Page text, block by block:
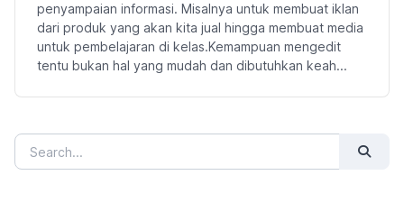
penyampaian informasi. Misalnya untuk membuat iklan
dari produk yang akan kita jual hingga membuat media
untuk pembelajaran di kelas.Kemampuan mengedit
tentu bukan hal yang mudah dan dibutuhkan keah...